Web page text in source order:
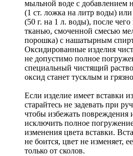
мыльной воде с добавлением
(1 ст. ложка на литр воды)
(50 г. на 1 л. воды), после
тканью, смоченной смесью
порошка) с нашатырным
Оксидированные изделия
не допустимо полное
специальный чистящий
оксид станет тусклым и
Если изделие имеет вставки
старайтесь не задевать при
чтобы избежать повреждения
исключить полное
изменения цвета вставки.
не боится, цвет не изменяет,
только от сколов.